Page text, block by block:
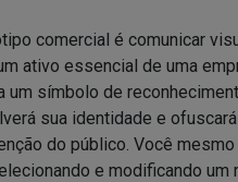
comercial é comunicar
ativo essencial de uma
símbolo de
sua identidade e
do público. Você
e modificando um